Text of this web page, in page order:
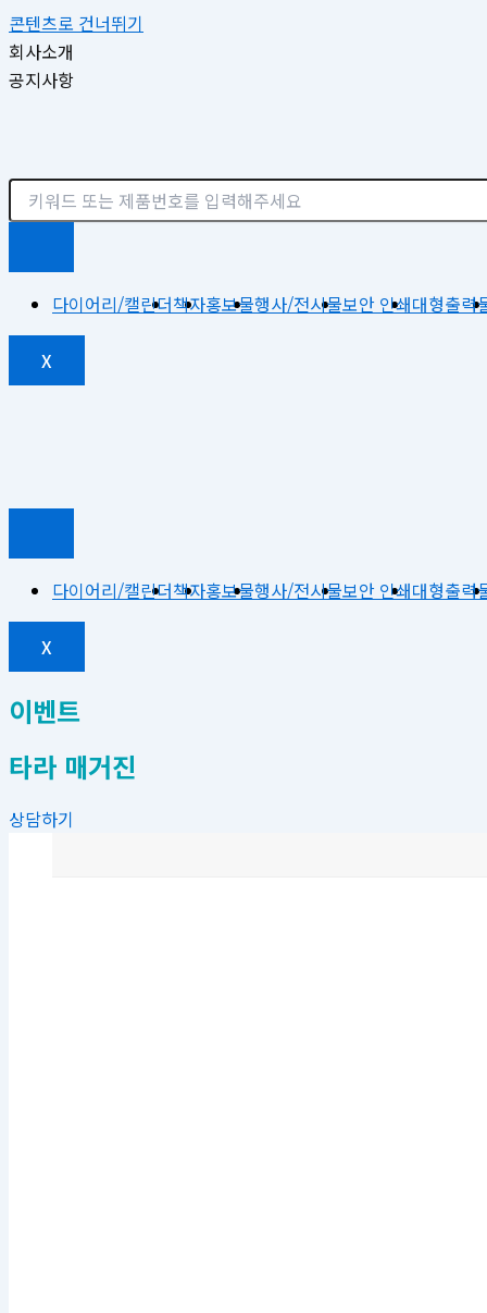
콘텐츠로 건너뛰기
회사소개
공지사항
다이어리/캘린더책자홍보물행사/전시물보안 인쇄대형출력
X
다이어리/캘린더책자홍보물행사/전시물보안 인쇄대형출력
X
이벤트
타라 매거진
상담하기